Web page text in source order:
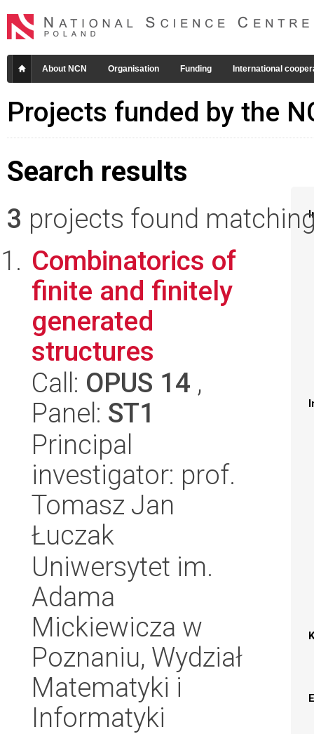
About NCN Organisation Funding International
Projects funded by the
Search results
3 projects found
Combinatorics of
finite and finitely
generated
structures
Call: OPUS 14 ,
Panel: ST1
Principal
investigator: prof.
Tomasz Jan
Łuczak
Uniwersytet im.
Adama
Mickiewicza w
Poznaniu, Wydział
Matematyki i
Informatyki